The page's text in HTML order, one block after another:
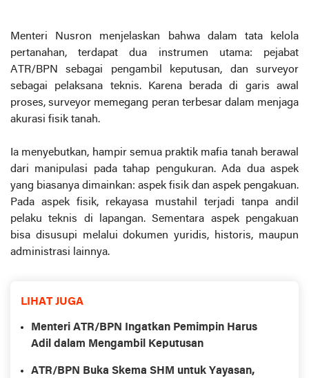
Menteri Nusron menjelaskan bahwa dalam tata kelola
pertanahan, terdapat dua instrumen utama: pejabat
ATR/BPN sebagai pengambil keputusan, dan surveyor
sebagai pelaksana teknis. Karena berada di garis awal
proses, surveyor memegang peran terbesar dalam menjaga
akurasi fisik tanah.
Ia menyebutkan, hampir semua praktik mafia tanah berawal
dari manipulasi pada tahap pengukuran. Ada dua aspek
yang biasanya dimainkan: aspek fisik dan aspek pengakuan.
Pada aspek fisik, rekayasa mustahil terjadi tanpa andil
pelaku teknis di lapangan. Sementara aspek pengakuan
bisa disusupi melalui dokumen yuridis, historis, maupun
administrasi lainnya.
LIHAT JUGA
Menteri ATR/BPN Ingatkan Pemimpin Harus
Adil dalam Mengambil Keputusan
ATR/BPN Buka Skema SHM untuk Yayasan,